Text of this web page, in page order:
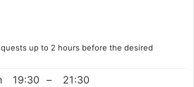
up to 2 hours before the desired
19:30 –
21:30